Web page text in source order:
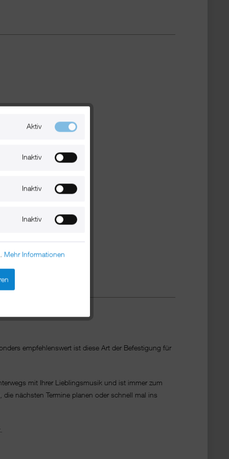
empfehlenswert ist diese Art der Befestigung für
mit Ihrer Lieblingsmusik und ist immer zum
nächsten Termine planen oder schnell mal ins
Aktiv
Inaktiv
Inaktiv
Inaktiv
Mehr Informationen